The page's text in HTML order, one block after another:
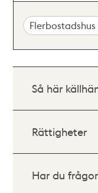
Flerbostadshus
Så här
Rättigheter
Har du